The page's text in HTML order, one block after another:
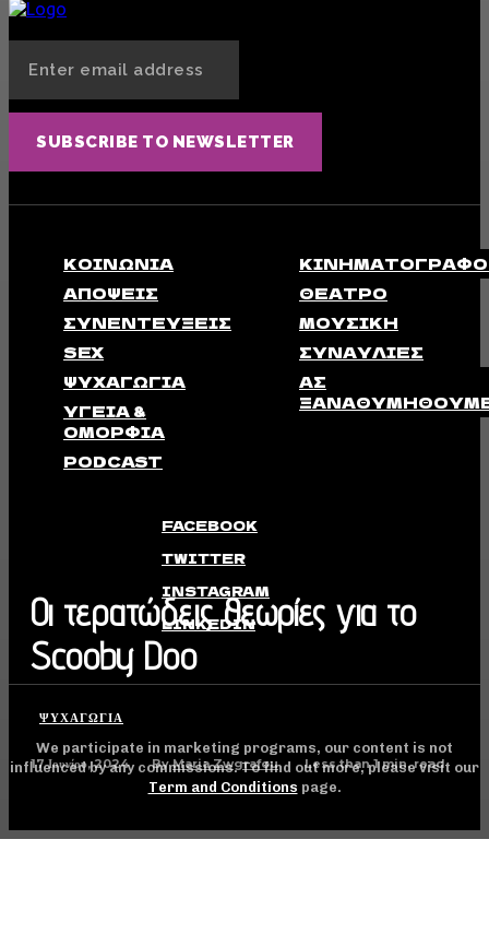
Οι τερατώδεις θεωρίες για το
Scooby Doo
ΨΥΧΑΓΩΓΊΑ
17 Ιουνίου, 2024 By Maria Zwgrafou Less than 1min. read
SUBSCRIBE TO NEWSLETTER
ΚΟΙΝΩΝΊΑ
ΑΠΟΨΕΙΣ
ΣΥΝΕΝΤΕΎΞΕΙΣ
SEX
ΨΥΧΑΓΩΓΊΑ
ΥΓΕΊΑ &
ΟΜΟΡΦΙΆ
PODCAST
ΘΈΑΤΡΟ
ΜΟΥΣΙΚΉ
ΣΥΝΑΥΛΊΕΣ
ΑΣ
FACEBOOK
TWITTER
INSTAGRAM
LINKEDIN
We participate in marketing programs, our content is not
influenced by any commissions. To find out more, please visit our
Term and Conditions page.